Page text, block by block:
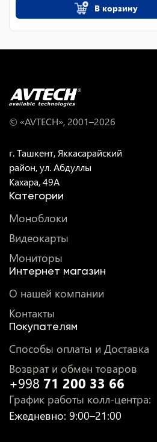
В корзину
© «AVTECH», 2001–2026
г. Ташкент, Яккасарайский
район, ул. Абдуллы
Кахара, 49A
Категории
Моноблоки
Видеокарты
Мониторы
Интернет магазин
О нашей компании
Контакты
Покупателям
Способы оплаты и Доставка
Возврат и обмен товаров
+998 71 200 33 66
График работы колл-центра:
Ежедневно: 9:00–21:00